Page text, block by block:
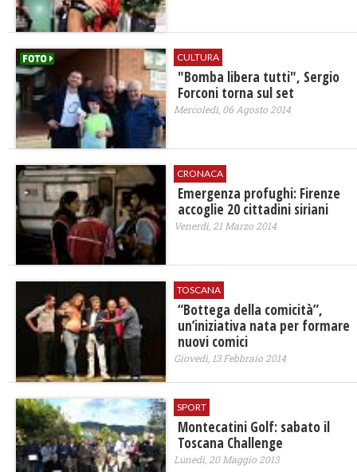
CULTURA
"Bomba libera tutti", Sergio
Forconi torna sul set
Mercoledì, 06 Agosto 2014
CRONACA
Emergenza profughi: Firenze
accoglie 20 cittadini siriani
Venerdì, 21 Marzo 2014
TOSCANA
“Bottega della comicità”,
un’iniziativa nata per formare
nuovi comici
Giovedì, 13 Febbraio 2014
SPORT
Montecatini Golf: sabato il
Toscana Challenge
Lunedì, 20 Maggio 2013